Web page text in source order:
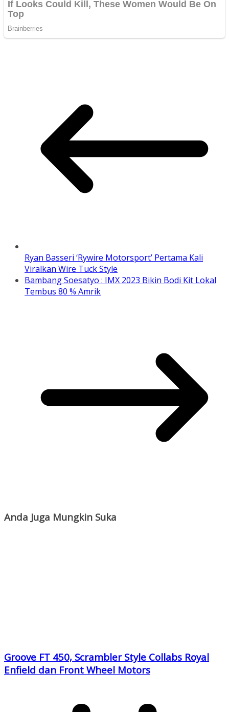
Ryan Basseri ‘Rywire Motorsport’ Pertama Kali
Viralkan Wire Tuck Style
Bambang Soesatyo : IMX 2023 Bikin Bodi Kit Lokal
Tembus 80 % Amrik
Anda Juga Mungkin Suka
Groove FT 450, Scrambler Style Collabs Royal
Enfield dan Front Wheel Motors